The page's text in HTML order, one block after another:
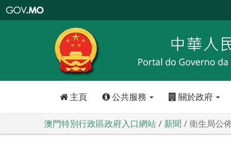
特
政
區
政
口
主頁 公共服務 關於政府
澳門特別行政區政府入口網站 新聞 衛生局公